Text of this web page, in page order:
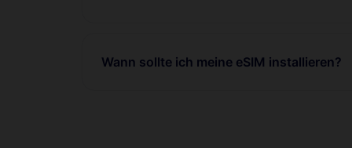
Wann sollte ich meine eSIM installieren?